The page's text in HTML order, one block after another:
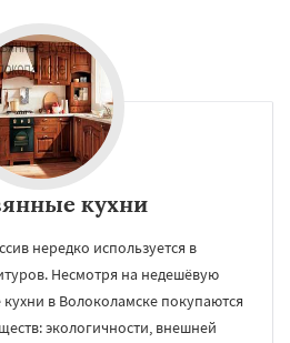
кухни
нередко используется в
Несмотря на недешёвую
в Волоколамске покупаются
экологичности, внешней